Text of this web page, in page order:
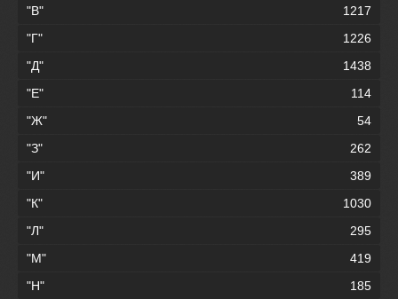
"В"
1217
"Г"
1226
"Д"
1438
"Е"
114
"Ж"
54
"З"
262
"И"
389
"К"
1030
"Л"
295
"М"
419
"Н"
185